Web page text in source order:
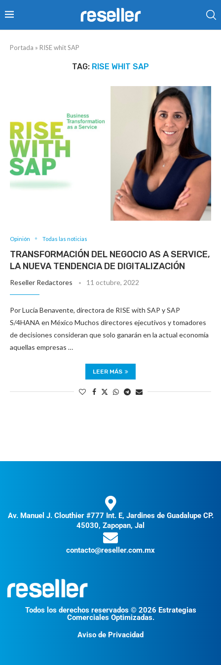
Portada » RISE whit SAP
TAG: RISE WHIT SAP
Opinión Todas las noticias
TRANSFORMACIÓN DEL NEGOCIO AS A SERVICE,
LA NUEVA TENDENCIA DE DIGITALIZACIÓN
Reseller Redactores 11 octubre, 2022
Por Lucía Benavente, directora de RISE with SAP y SAP
S/4HANA en México Muchos directores ejecutivos y tomadores
de decisiones consideran que solo ganarán en la actual economía
aquellas empresas …
LEER MÁS
Av. Manuel J. Clouthier #777 Int. E, Jardines de Guadalupe CP.
45030, Zapopan, Jal
contacto@reseller.com.mx
Todos los derechos reservados © 2026 Estrategias
Comerciales Optimizadas.
Aviso de Privacidad